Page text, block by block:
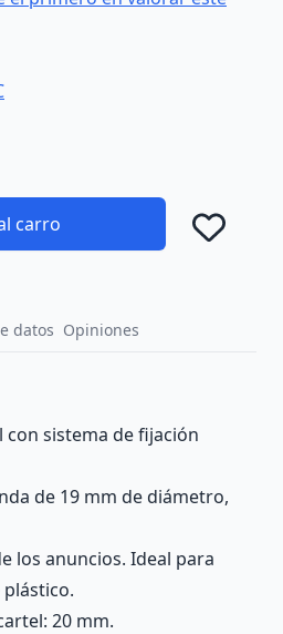
carro
datos Opiniones
sistema de fijación
de 19 mm de diámetro,
los anuncios. Ideal para
20 mm.